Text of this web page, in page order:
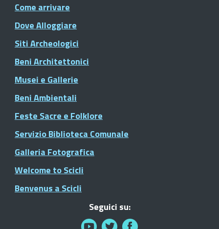
Come arrivare
Dove Alloggiare
Siti Archeologici
Beni Architettonici
Musei e Gallerie
Beni Ambientali
Feste Sacre e Folklore
Servizio Biblioteca Comunale
Galleria Fotografica
Welcome to Scicli
Benvenus a Scicli
Seguici su: